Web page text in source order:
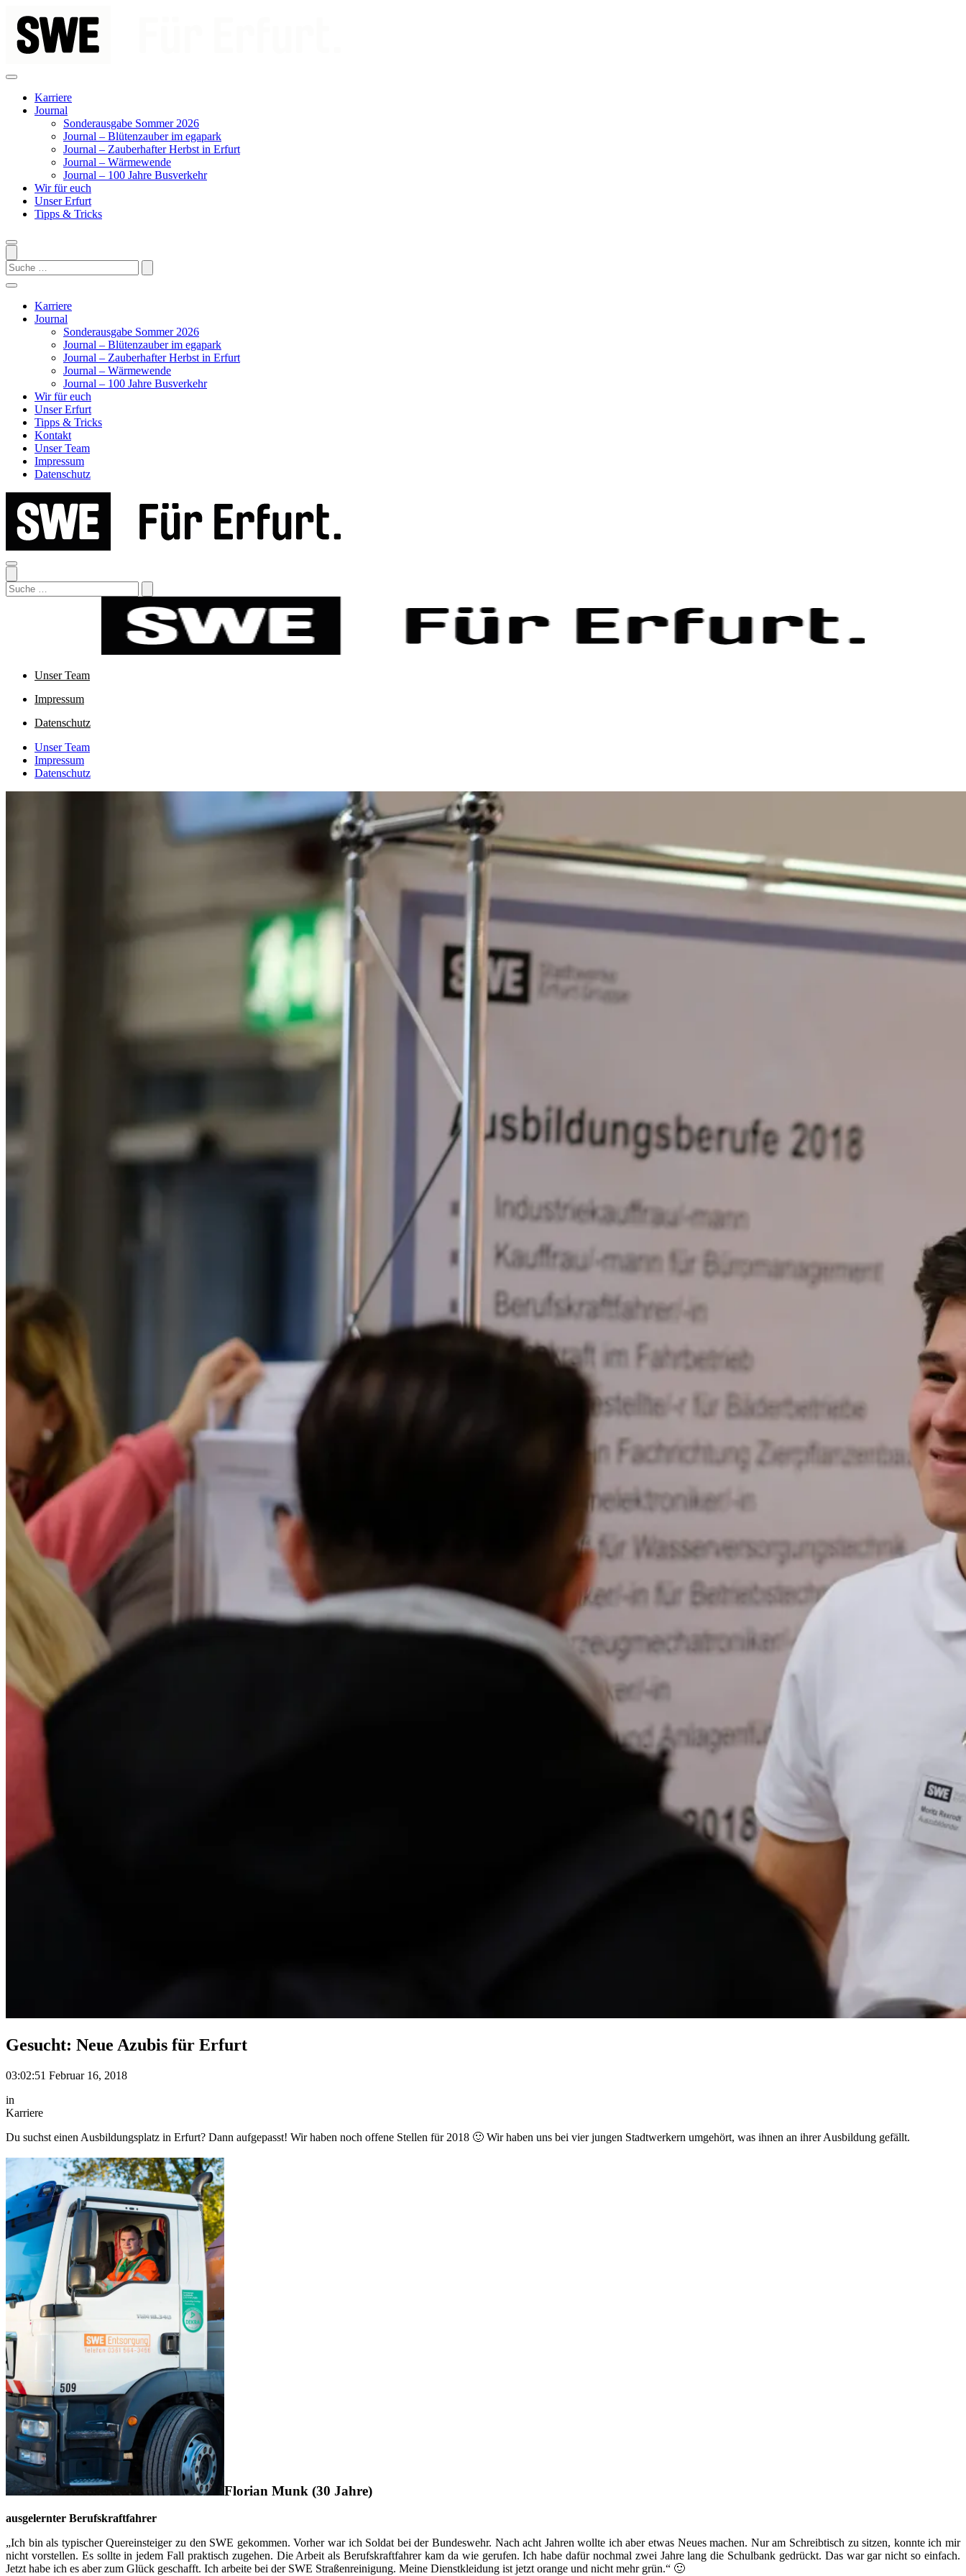
Inhalt
springen
Karriere
Journal
Sonderausgabe Sommer 2026
Journal – Blütenzauber im egapark
Journal – Zauberhafter Herbst in Erfurt
Journal – Wärmewende
Journal – 100 Jahre Busverkehr
Wir für euch
Unser Erfurt
Tipps & Tricks
Search
Karriere
Journal
Sonderausgabe Sommer 2026
Journal – Blütenzauber im egapark
Journal – Zauberhafter Herbst in Erfurt
Journal – Wärmewende
Journal – 100 Jahre Busverkehr
Wir für euch
Unser Erfurt
Tipps & Tricks
Kontakt
Unser Team
Impressum
Datenschutz
Search
Unser Team
Impressum
Datenschutz
Unser Team
Impressum
Datenschutz
Gesucht: Neue Azubis für Erfurt
03:02:51 Februar 16, 2018
in
Karriere
Du suchst einen Ausbildungsplatz in Erfurt? Dann aufgepasst! Wir haben noch offene Stellen für 2018 🙂 Wir haben uns bei vier jungen Stadtwerkern umgehört, was ihnen an ihrer Ausbildung gefällt.
Florian Munk (30 Jahre)
ausgelernter Berufskraftfahrer
„Ich bin als typischer Quereinsteiger zu den SWE gekommen. Vorher war ich Soldat bei der Bundeswehr. Nach acht Jahren wollte ich aber etwas Neues machen. Nur am Schreibtisch zu sitzen, konnte ich mir
nicht vorstellen. Es sollte in jedem Fall praktisch zugehen. Die Arbeit als Berufskraftfahrer kam da wie gerufen. Ich habe dafür nochmal zwei Jahre lang die Schulbank gedrückt. Das war gar nicht so einfach.
Jetzt habe ich es aber zum Glück geschafft. Ich arbeite bei der SWE Straßenreinigung. Meine Dienstkleidung ist jetzt orange und nicht mehr grün.“ 🙂